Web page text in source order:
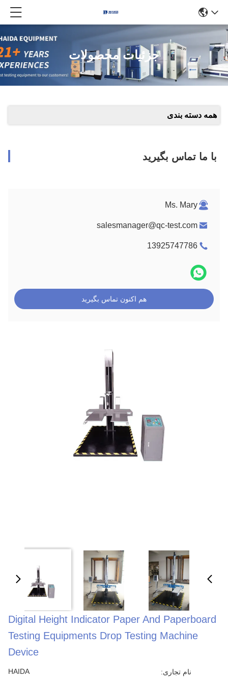
جزئیات محصولات
همه دسته بندی
با ما تماس بگیرید
Ms. Mary
salesmanager@qc-test.com
13925747786
هم اکنون تماس بگیرید
Digital Height Indicator Paper And Paperboard
Testing Equipments Drop Testing Machine
Device
نام تجاری: HAIDA